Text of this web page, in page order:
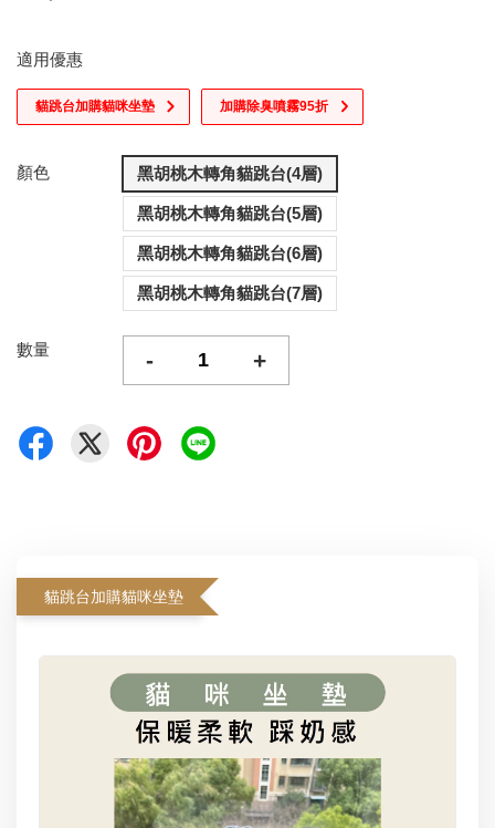
適用優惠
貓跳台加購貓咪坐墊 加購除臭噴霧95折
顏色 黑胡桃木轉角貓跳台(4層)
黑胡桃木轉角貓跳台(5層)
黑胡桃木轉角貓跳台(6層)
黑胡桃木轉角貓跳台(7層)
數量 - +
貓跳台加購貓咪坐墊